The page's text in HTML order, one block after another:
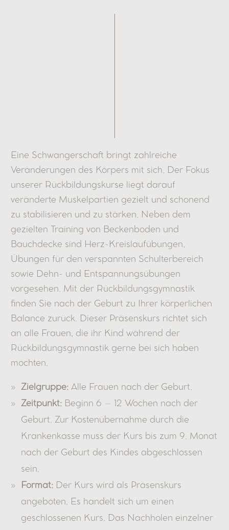
Eine Schwangerschaft bringt zahlreiche
Veränderungen des Körpers mit sich. Der Fokus
unserer Rückbildungskurse liegt darauf
veränderte Muskelpartien gezielt und schonend
zu stabilisieren und zu stärken. Neben dem
gezielten Training von Beckenboden und
Bauchdecke sind Herz-Kreislaufübungen,
Übungen für den verspannten Schulterbereich
sowie Dehn- und Entspannungsübungen
vorgesehen. Mit der Rückbildungsgymnastik
finden Sie nach der Geburt zu Ihrer körperlichen
Balance zurück. Dieser Präsenskurs richtet sich
an alle Frauen, die ihr Kind während der
Rückbildungsgymnastik gerne bei sich haben
möchten.
Zielgruppe: Alle Frauen nach der Geburt.
Zeitpunkt: Beginn 6 – 12 Wochen nach der
Geburt. Zur Kostenübernahme durch die
Krankenkasse muss der Kurs bis zum 9. Monat
nach der Geburt des Kindes abgeschlossen
sein.
Format:
Der Kurs wird als Präsenskurs
angeboten. Es handelt sich um einen
geschlossenen Kurs. Das Nachholen einzelner